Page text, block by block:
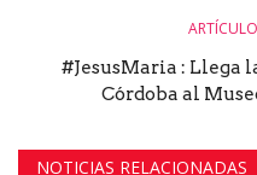
#JesusMaria : Llega
Córdoba al
NOTICIAS RELACIONADAS